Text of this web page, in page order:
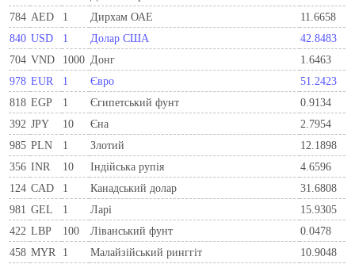
784 AED 1 Дирхам ОАЕ
11.6658
840 USD 1 Долар США
42.8483
704 VND 1000 Донг
1.6463
978 EUR 1 Євро
51.2423
818 EGP 1 Єгипетський фунт
0.9134
392 JPY 10 Єна
2.7954
985 PLN 1 Злотий
12.1898
356 INR 10 Індійська рупія
4.6596
124 CAD 1 Канадський долар
31.6808
981 GEL 1 Ларi
15.9305
422 LBP 100 Ліванський фунт
0.0478
458 MYR 1 Малайзійський ринггіт
10.9048